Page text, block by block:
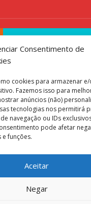
Consentimento de
cookies para armazenar
Fazemos isso para
anúncios (não)
tecnologias nos permitirá
navegação ou IDs
pode afetar
funções.
Aceitar
Negar